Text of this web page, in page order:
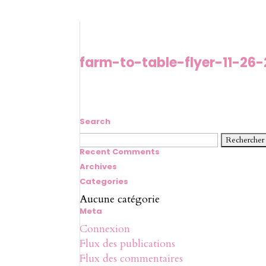
farm-to-table-flyer-11-26-
Search
Rechercher :
Recent Comments
Archives
Categories
Aucune catégorie
Meta
Connexion
Flux des publications
Flux des commentaires